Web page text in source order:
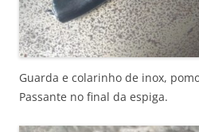
Guarda e colarinho de inox,
Passante no final da espiga.